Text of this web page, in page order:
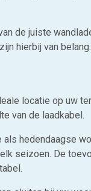
de juiste
hierbij van belang.
locatie op uw
van de laadkabel.
hedendaagse
seizoen. De